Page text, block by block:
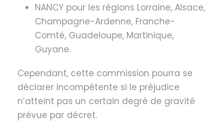
NANCY pour les régions Lorraine, Alsace,
Champagne-Ardenne, Franche-
Comté, Guadeloupe, Martinique,
Guyane.
Cependant, cette commission pourra se
déclarer incompétente si le préjudice
n’atteint pas un certain degré de gravité
prévue par décret.